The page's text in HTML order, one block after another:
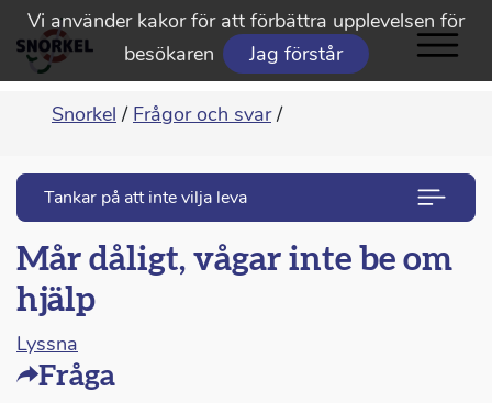
Vi använder kakor för att förbättra upplevelsen för
besökaren
Jag förstår
Snorkel / Frågor och svar /
Tankar på att inte vilja leva
Mår dåligt, vågar inte be om
hjälp
Lyssna
Fråga